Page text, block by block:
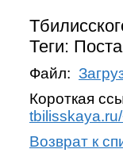
Теги:
Файл:
Короткая
Возврат к